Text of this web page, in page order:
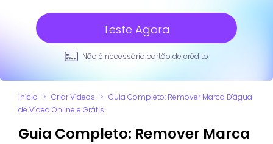
Teste Agora
Não é necessário cartão de crédito
Início > Criar Vídeos > Guia Completo: Remover Marca D'água
de Vídeo Online e Grátis
Guia Completo: Remover Marca